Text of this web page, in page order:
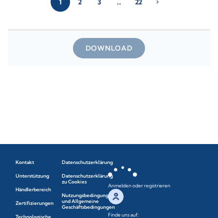
1 2 3 … 22 chevron_right
DOWNLOAD
Kontakt
Unterstützung
Händlerbereich
Zertifizierungen
Datenschutzerklärung
Datenschutzerklärung
zu Cookies
Nutzungsbedingungen
und Allgemeine
Geschäftsbedingungen
Anmelden oder registrieren
Finde uns auf: